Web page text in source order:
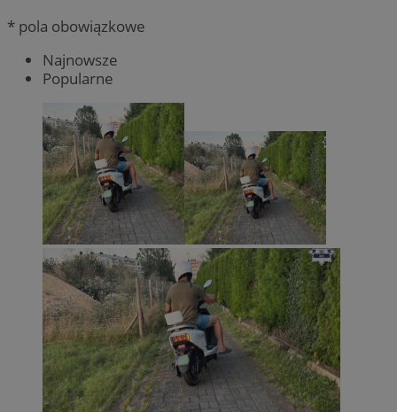
* pola obowiązkowe
Najnowsze
Popularne